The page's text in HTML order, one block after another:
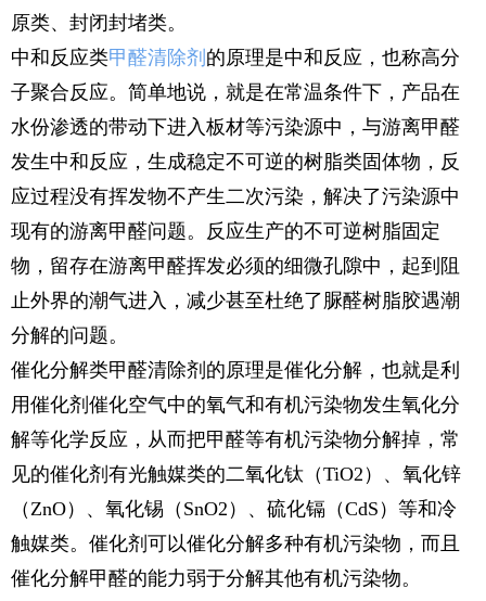
原类、封闭封堵类。
中和反应类甲醛清除剂 的原理是中和反应，也称高分
子聚合反应。简单地说，就是在常温条件下，产品在
水份渗透的带动下进入板材等污染源中，与游离甲醛
发生中和反应，生成稳定不可逆的树脂类固体物，反
应过程没有挥发物不产生二次污染，解决了污染源中
现有的游离甲醛问题。反应生产的不可逆树脂固定
物，留存在游离甲醛挥发必须的细微孔隙中，起到阻
止外界的潮气进入，减少甚至杜绝了脲醛树脂胶遇潮
分解的问题。
催化分解类甲醛清除剂的原理是催化分解，也就是利
用催化剂催化空气中的氧气和有机污染物发生氧化分
解等化学反应，从而把甲醛等有机污染物分解掉，常
见的催化剂有光触媒类的二氧化钛（TiO2）、氧化锌
（ZnO）、氧化锡（SnO2）、硫化镉（CdS）等和冷
触媒类。催化剂可以催化分解多种有机污染物，而且
催化分解甲醛的能力弱于分解其他有机污染物。